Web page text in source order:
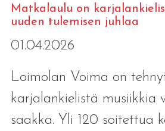
Matkalaulu on
uuden tulemisen juhlaa
01.04.2026
Loimolan Voima on
karjalankielistä musiikkia
saakka. Yli 120 soitettua